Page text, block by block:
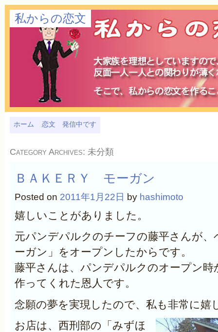
私からの恋文
ホーム 恋文 発信中です
Category Archives: 未分類
ＢＡＫＥＲＹ モーガン
Posted on 2011年1月22日 by hashimoto
嬉しいことがありました。
元パンデパルクのチーフの藤平さんが、
ーガン」をオープンしたからです。
藤平さんは、パンデパルクのオープン時
作ってくれた恩人です。
念願の夢を実現したので、私も非常に嬉
お店は、西刑部の「みずほ